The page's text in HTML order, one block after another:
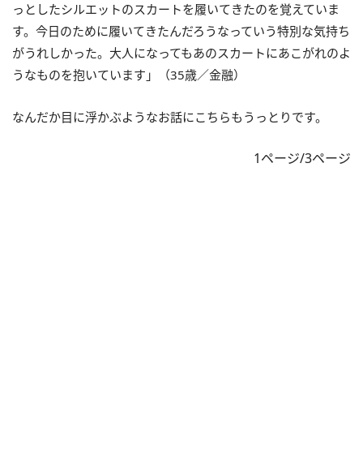
っとしたシルエットのスカートを履いてきたのを覚えていま
す。今日のために履いてきたんだろうなっていう特別な気持ち
がうれしかった。大人になってもあのスカートにあこがれのよ
うなものを抱いています」（35歳／金融）
なんだか目に浮かぶようなお話にこちらもうっとりです。
1ページ/3ページ